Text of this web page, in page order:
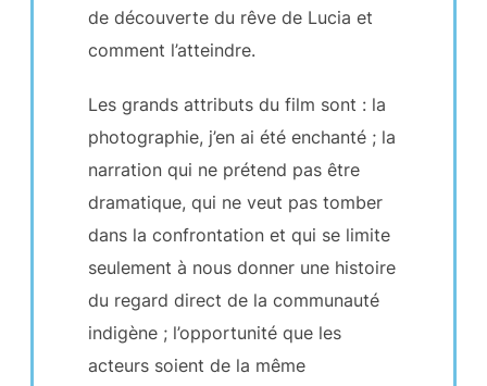
de découverte du rêve de Lucia et
comment l’atteindre.
Les grands attributs du film sont : la
photographie, j’en ai été enchanté ; la
narration qui ne prétend pas être
dramatique, qui ne veut pas tomber
dans la confrontation et qui se limite
seulement à nous donner une histoire
du regard direct de la communauté
indigène ; l’opportunité que les
acteurs soient de la même